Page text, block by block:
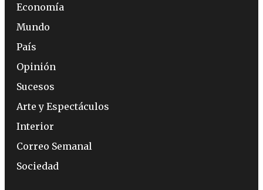
Economía
Mundo
País
Opinión
Sucesos
Arte y Espectáculos
Interior
Correo Semanal
Sociedad